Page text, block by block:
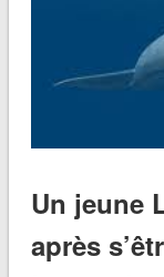
Un jeune
après